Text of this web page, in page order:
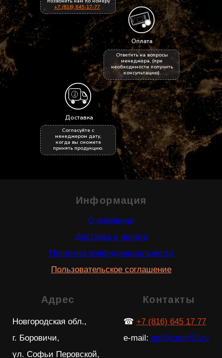
Оплата
Доставка
+7 (816) 645-17-77 .
Ответить на вопросы
менеджера, (при
необходимости получить
консультацию).
Согласуйте с
менеджером дату,
когда вы сможете
принять продукцию.
Пользовательское соглашение
Реквизиты
Адрес
Новгородская обл.,
ул. Софьи Перовской,
д.10, пом.2
Название: ООО Огнеупорснабсервис
ИНН: 5320018158
Юридический и фактический адрес:
174401 Новгородская обл.,
Боровичский район, г. Боровичи,
All stock photos except for the brand's products
with brand products, belong to the authors on
Контакты
☎ +7 (816) 645 17 77
e-mail:opt@centr53.ru